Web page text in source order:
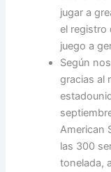
jugar a
el registro
juego a
Según
gracias al
American
las 300
tonelada,